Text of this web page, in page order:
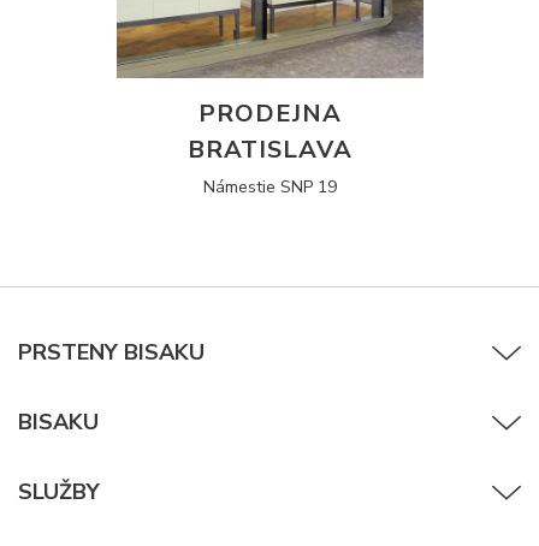
PRODEJNA
BRATISLAVA
Námestie SNP 19
PRSTENY BISAKU
BISAKU
SLUŽBY